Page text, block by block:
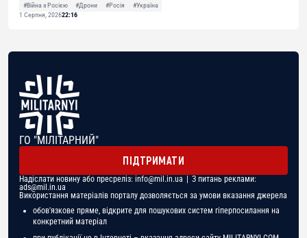
#Війна з Росією
#Дрони #Росія
#Україна
1 Серпня, 202622:16
ГО "МІЛІТАРНИЙ"
ПІДТРИМАТИ
Надіслати новину або пресреліз: info@mil.in.ua | З питань реклами:
ads@mil.in.ua
Використання матеріалів порталу дозволяється за умови вказання джерела
обов'язкове пряме, відкрите для пошукових систем гіперпосилання на
конкретний матеріал